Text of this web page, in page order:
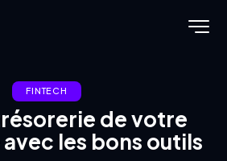
FINTECH
de votre
les bons outils